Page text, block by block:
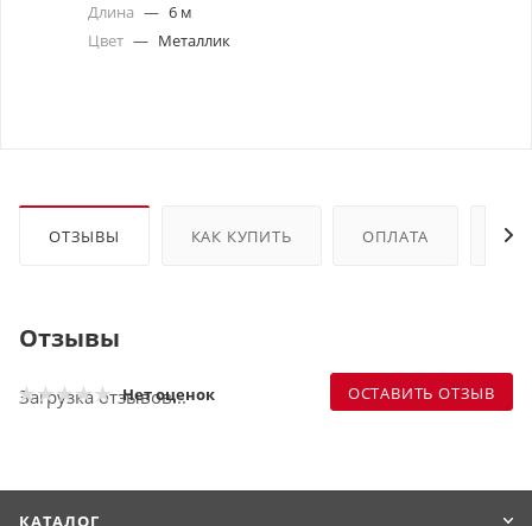
Длина — 6 м
Цвет — Металлик
ОТЗЫВЫ КАК КУПИТЬ ОПЛАТА
Отзывы
Нет оценок ОСТАВИТЬ ОТЗЫВ
Загрузка отзывов...
КАТАЛОГ